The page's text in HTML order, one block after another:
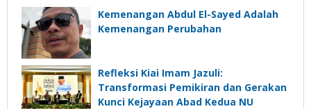
Kemenangan Abdul El-Sayed Adalah
Kemenangan Perubahan
Refleksi Kiai Imam Jazuli:
Transformasi Pemikiran dan Gerakan
Kunci Kejayaan Abad Kedua NU